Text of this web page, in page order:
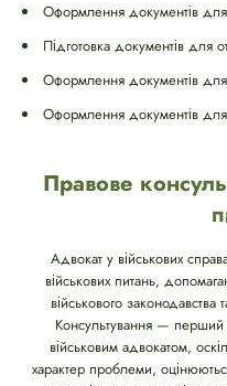
Оформлення документів
Підготовка документів для
Оформлення документів
Оформлення документів для
Правове
Адвокат у військових
військових питань,
військового законодавства
Консультування — перший
військовим адвокатом,
характер проблеми,